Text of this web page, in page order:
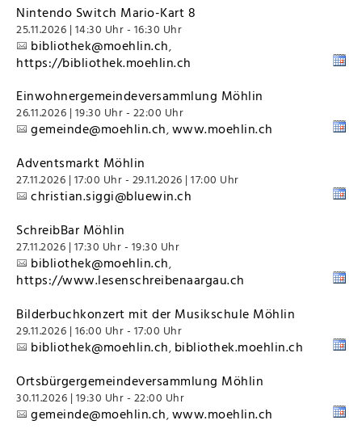
Nintendo Switch Mario-Kart 8
25.11.2026 | 14:30 Uhr - 16:30 Uhr
bibliothek@moehlin.ch,
https://bibliothek.moehlin.ch
Einwohnergemeindeversammlung Möhlin
26.11.2026 | 19:30 Uhr - 22:00 Uhr
gemeinde@moehlin.ch,www.moehlin.ch
Adventsmarkt Möhlin
27.11.2026 | 17:00 Uhr - 29.11.2026 | 17:00 Uhr
christian.siggi@bluewin.ch
SchreibBar Möhlin
27.11.2026 | 17:30 Uhr - 19:30 Uhr
bibliothek@moehlin.ch,
https://www.lesenschreibenaargau.ch
Bilderbuchkonzert mit der Musikschule Möhlin
29.11.2026 | 16:00 Uhr - 17:00 Uhr
bibliothek@moehlin.ch, bibliothek.moehlin.ch
Ortsbürgergemeindeversammlung Möhlin
30.11.2026 | 19:30 Uhr - 22:00 Uhr
gemeinde@moehlin.ch,www.moehlin.ch